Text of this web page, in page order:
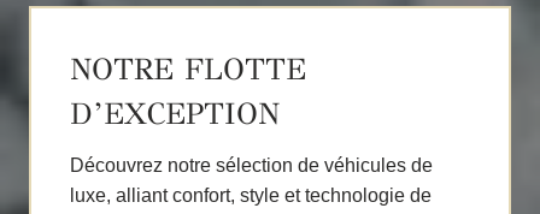
NOTRE FLOTTE
D’EXCEPTION
Découvrez notre sélection de véhicules de
luxe, alliant confort, style et technologie de